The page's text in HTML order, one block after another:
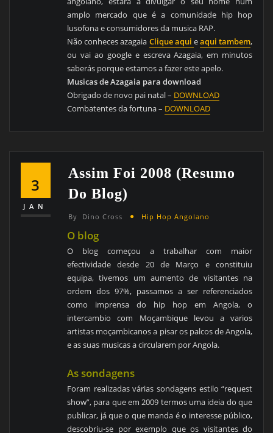
amplo mercado que é a comunidade hip hop
lusofona e consumidores da musica RAP.
Não conheces azagaia Clique aqui eaqui tambem,
ou vai ao google e escreva Azagaia, em minutos
saberás porque estamos a fazer este apelo.
Musicas de Azagaia para download
Obrigado de novo pai natal – DOWNLOAD
Combatentes da fortuna – DOWNLOAD
3
JAN
Assim Foi 2008 (Resumo
Do Blog)
By Dino Cross Hip Hop Angolano
O blog
O blog começou a trabalhar com maior
efectividade desde 20 de Março e constituiu
equipa, tivemos um aumento de visitantes na
ordem dos 97%, passamos a ser referenciados
como imprensa do hip hop em Angola, o
intercambio com Moçambique levou a varios
artistas moçambicanos a pisar os palcos de Angola,
e as suas musicas a circularem por Angola.
As sondagens
Foram realizadas várias sondagens estilo “request
show”, para que em 2009 termos uma ideia do que
publicar, já que o que manda é o interesse público,
descobriu-se por exemplo que os visitantes do